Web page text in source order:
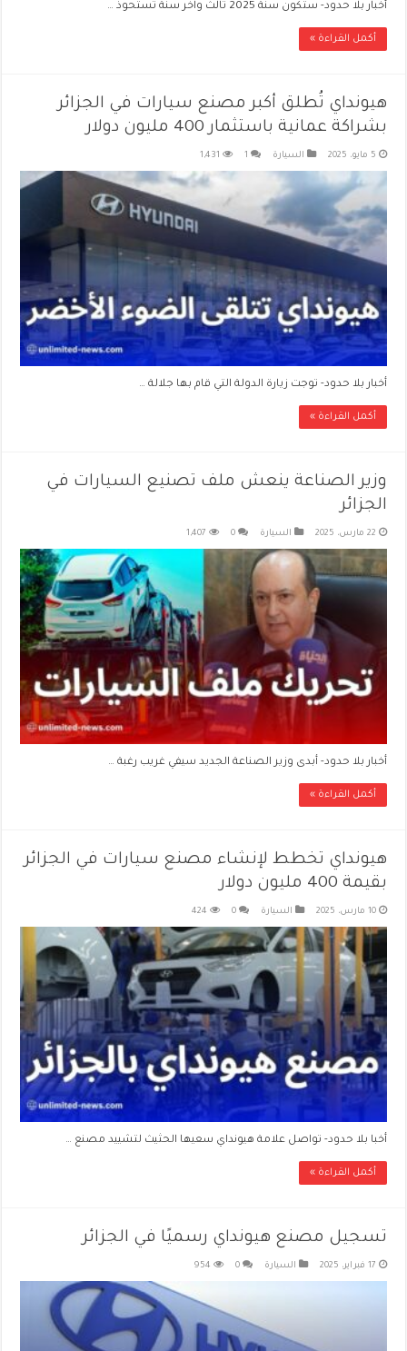
أخبار بلا حدود- ستكون سنة 2025 ثالث وآخر سنة تستحوذ …
أكمل القراءة »
هيونداي تُطلق أكبر مصنع سيارات في الجزائر
بشراكة عمانية باستثمار 400 مليون دولار
5 مايو، 2025 السيارة 1
1,431
أخبار بلا حدود- توجت زيارة الدولة التي قام بها جلالة …
أكمل القراءة »
وزير الصناعة ينعش ملف تصنيع السيارات في
الجزائر
22 مارس، 2025 السيارة 0
1,407
أخبار بلا حدود- أبدى وزير الصناعة الجديد سيفي غريب رغبة …
أكمل القراءة »
هيونداي تخطط لإنشاء مصنع سيارات في الجزائر
بقيمة 400 مليون دولار
10 مارس، 2025 السيارة 0
424
أخبا بلا حدود- تواصل علامة هيونداي سعيها الحثيث لتشييد مصنع …
أكمل القراءة »
تسجيل مصنع هيونداي رسميًا في الجزائر
17 فبراير، 2025 السيارة 0
954